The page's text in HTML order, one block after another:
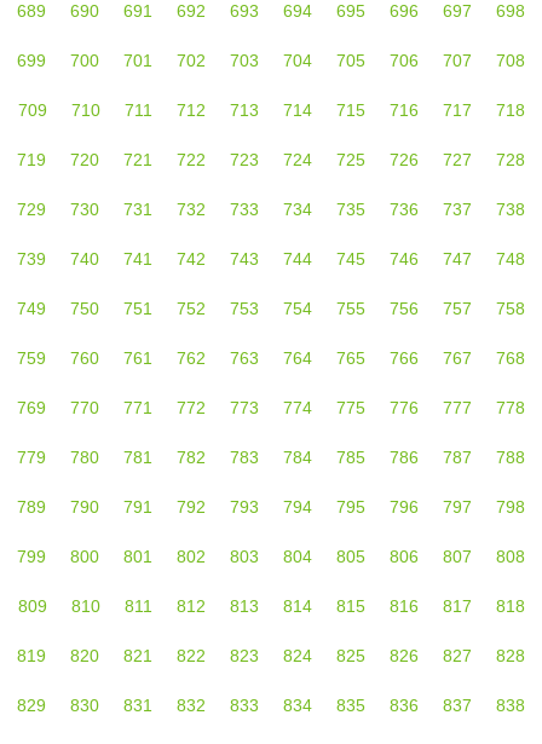
689 690 691 692 693 694 695 696 697 698
699 700 701 702 703 704 705 706 707 708
709 710 711 712 713 714 715 716 717 718
719 720 721 722 723 724 725 726 727 728
729 730 731 732 733 734 735 736 737 738
739 740 741 742 743 744 745 746 747 748
749 750 751 752 753 754 755 756 757 758
759 760 761 762 763 764 765 766 767 768
769 770 771 772 773 774 775 776 777 778
779 780 781 782 783 784 785 786 787 788
789 790 791 792 793 794 795 796 797 798
799 800 801 802 803 804 805 806 807 808
809 810 811 812 813 814 815 816 817 818
819 820 821 822 823 824 825 826 827 828
829 830 831 832 833 834 835 836 837 838